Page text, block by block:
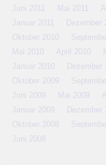
Juni 2011
Mai 2011
Januar 2011
Dezember
Oktober 2010
Mai 2010
April 2010
Januar 2010
Dezember
Oktober 2009
Juni 2009
Mai 2009
Januar 2009
Dezember
Oktober 2008
Juni 2008